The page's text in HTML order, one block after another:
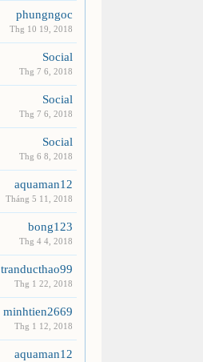
phungngoc
Thg 10 19, 2018
Social
Thg 7 6, 2018
Social
Thg 7 6, 2018
Social
Thg 6 8, 2018
aquaman12
Tháng 5 11, 2018
bong123
Thg 4 4, 2018
tranducthao99
Thg 1 22, 2018
minhtien2669
Thg 1 12, 2018
aquaman12